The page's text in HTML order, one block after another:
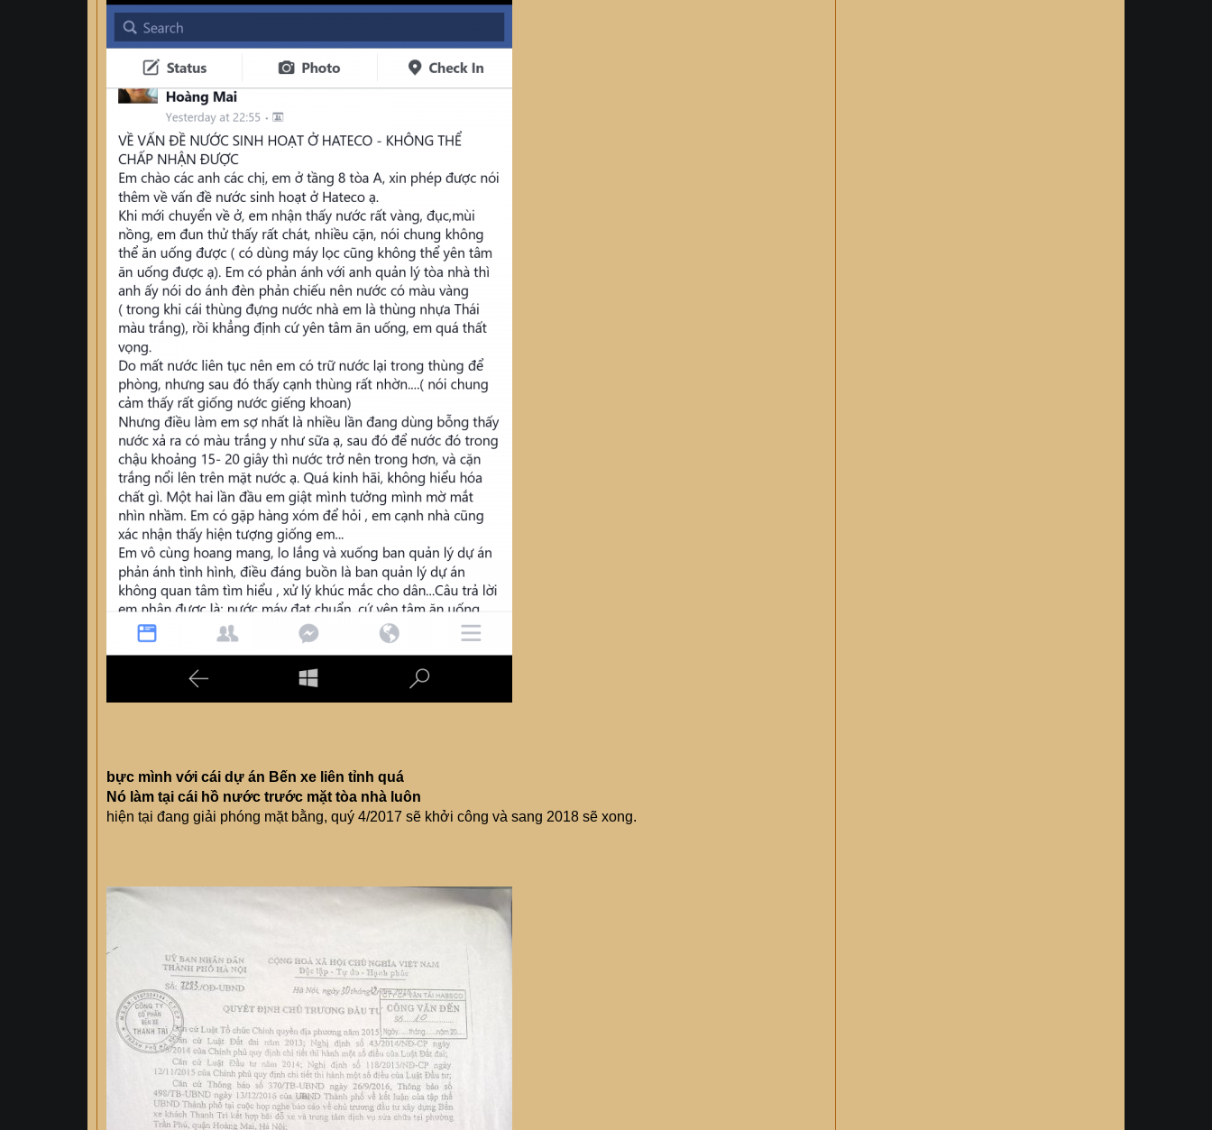
bực mình với cái dự án Bến xe liên tỉnh quá
Nó làm tại cái hồ nước trước mặt tòa nhà luôn
hiện tại đang giải phóng mặt bằng, quý 4/2017 sẽ khởi công và sang 2018 sẽ xong.